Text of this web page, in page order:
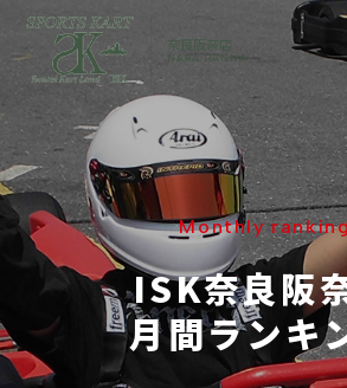
奈良阪奈店
NARA HANNA
Monthly
ISK奈良阪
月間ランキ